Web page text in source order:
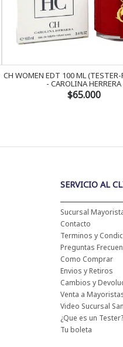
CH WOMEN EDT 100 ML (TESTER-
- CAROLINA HERRERA
$65.000
SERVICIO AL
Sucursal
Contacto
Terminos y
Preguntas
Como Comprar
Envios y Retiros
Cambios y
Venta a
Video Sucursal
¿Que es un Tester?
Tu boleta